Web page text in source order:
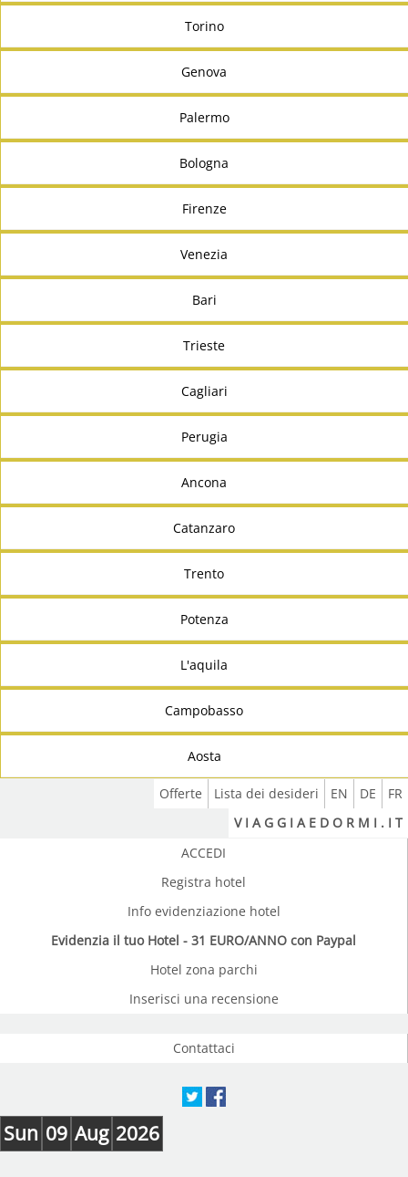
Torino
Genova
Palermo
Bologna
Firenze
Venezia
Bari
Trieste
Cagliari
Perugia
Ancona
Catanzaro
Trento
Potenza
L'aquila
Campobasso
Aosta
FR
DE
EN
Lista dei desideri
Offerte
V I A G G I A E D O R M I . I T
ACCEDI
Registra hotel
Info evidenziazione hotel
Evidenzia il tuo Hotel - 31 EURO/ANNO con Paypal
Hotel zona parchi
Inserisci una recensione
Contattaci
Sun 09 Aug 2026